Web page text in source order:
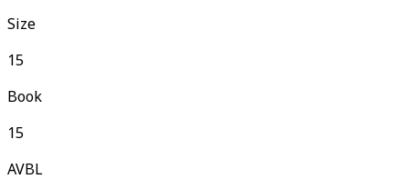
Size
15
Book
15
AVBL